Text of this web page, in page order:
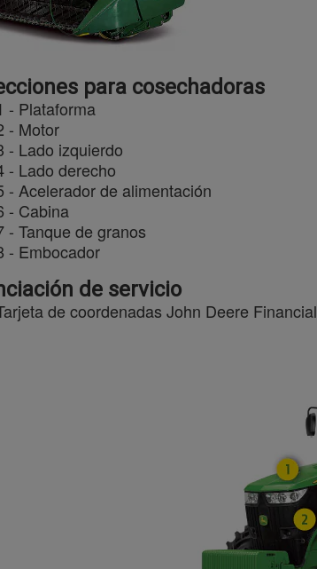
para cosechadoras
- Plataforma
- Motor
- Lado izquierdo
- Lado derecho
- Acelerador de alimentación
- Cabina
- Tanque de granos
- Embocador
de servicio
de coordenadas John Deere Financial